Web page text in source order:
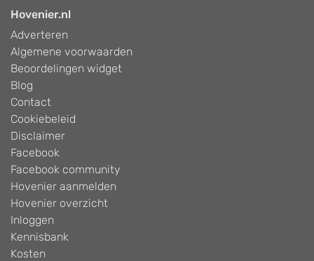
Hovenier.nl
Adverteren
Algemene voorwaarden
Beoordelingen widget
Blog
Contact
Cookiebeleid
Disclaimer
Facebook
Facebook community
Hovenier aanmelden
Hovenier overzicht
Inloggen
Kennisbank
Kosten